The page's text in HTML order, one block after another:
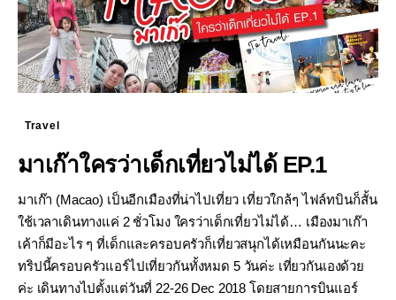
VDO
Event & Activities
Travel
มาเก๊าใครว่าเด็กเที่ยวไม่ได้ EP.1
มาเก๊า (Macao) เป็นอีกเมืองที่น่าไปเที่ยว เที่ยวใกล้ๆ ไฟล์ทบินก็สั้น
ใช้เวลาเดินทางแค่ 2 ชั่วโมง ใครว่าเด็กเที่ยวไม่ได้… เมืองมาเก๊า
เค้าก็มีอะไร ๆ ที่เด็กและครอบครัวก็เที่ยวสนุกได้เหมือนกันนะคะ
ทริปนี้ครอบครัวแอร์ไปเที่ยวกันทั้งหมด 5 วันค่ะ เที่ยวกันเองด้วย
ค่ะ เดินทางไปตั้งแต่วันที่ 22-26 Dec 2018 โดยสายการบินแอร์